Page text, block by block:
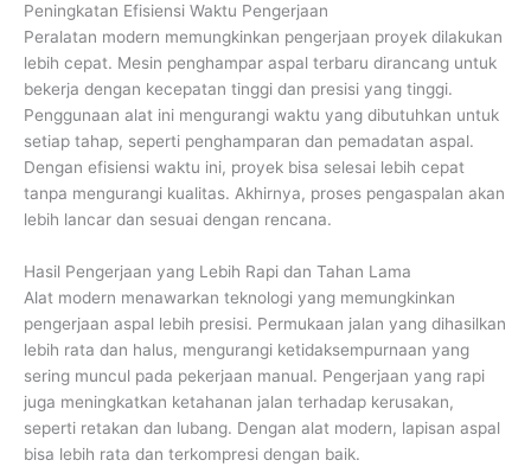
Peningkatan Efisiensi Waktu Pengerjaan
Peralatan modern memungkinkan pengerjaan proyek dilakukan
lebih cepat. Mesin penghampar aspal terbaru dirancang untuk
bekerja dengan kecepatan tinggi dan presisi yang tinggi.
Penggunaan alat ini mengurangi waktu yang dibutuhkan untuk
setiap tahap, seperti penghamparan dan pemadatan aspal.
Dengan efisiensi waktu ini, proyek bisa selesai lebih cepat
tanpa mengurangi kualitas. Akhirnya, proses pengaspalan akan
lebih lancar dan sesuai dengan rencana.
Hasil Pengerjaan yang Lebih Rapi dan Tahan Lama
Alat modern menawarkan teknologi yang memungkinkan
pengerjaan aspal lebih presisi. Permukaan jalan yang dihasilkan
lebih rata dan halus, mengurangi ketidaksempurnaan yang
sering muncul pada pekerjaan manual. Pengerjaan yang rapi
juga meningkatkan ketahanan jalan terhadap kerusakan,
seperti retakan dan lubang. Dengan alat modern, lapisan aspal
bisa lebih rata dan terkompresi dengan baik.